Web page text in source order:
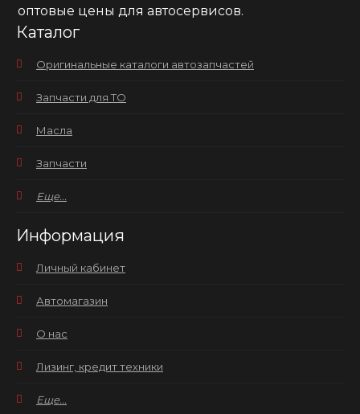
оптовые цены для автосервисов.
Каталог
Оригинальные каталоги автозапчастей
Запчасти для ТО
Масла
Запчасти
Еще...
Информация
Личный кабинет
Автомагазин
О нас
Лизинг, кредит техники
Еще...